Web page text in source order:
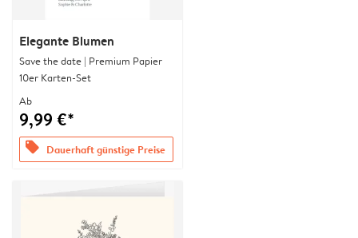
Elegante Blumen
Save the date | Premium Papier
10er Karten-Set
Ab
9,99 €*
offers Dauerhaft günstige Preise